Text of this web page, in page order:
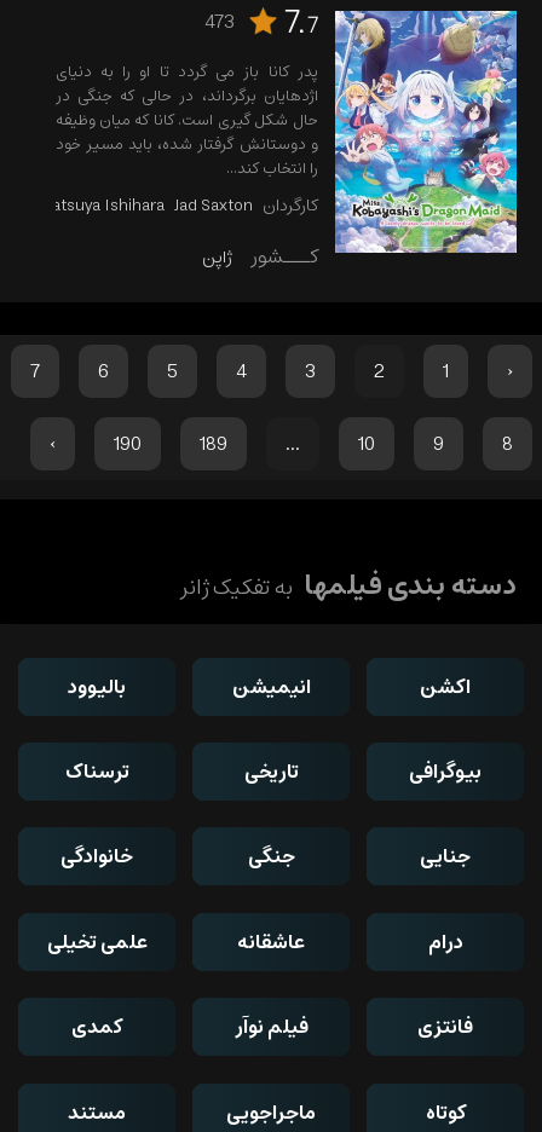
7.7
473
پدر کانا باز می گردد تا او را به دنیای
اژدهایان برگرداند، در حالی که جنگی در
حال شکل گیری است. کانا که میان وظیفه
و دوستانش گرفتار شده، باید مسیر خود
را انتخاب کند...
کارگردان Jad Saxton
Tatsuya Ishihara
کـــشور ژاپن
‹
1
2
3
4
5
6
7
8
9
10
...
189
190
›
دسته بندی فیلمها به تفکیک ژانر
اکشن انیمیشن بالیوود
بیوگرافی تاریخی ترسناک
جنایی جنگی خانوادگی
درام عاشقانه علمی تخیلی
فانتزی فیلم نوآر کمدی
کوتاه ماجراجویی مستند